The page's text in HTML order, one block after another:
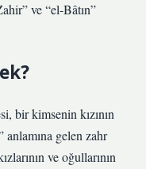
ve “el-Bâtın”
bir kimsenin kızının
anlamına gelen zahr
ve oğullarının